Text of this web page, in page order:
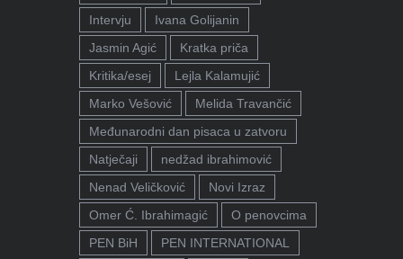
Intervju
Ivana Golijanin
Jasmin Agić
Kratka priča
Kritika/esej
Lejla Kalamujić
Marko Vešović
Melida Travančić
Međunarodni dan pisaca u zatvoru
Natječaji
nedžad ibrahimović
Nenad Veličković
Novi Izraz
Omer Ć. Ibrahimagić
O penovcima
PEN BiH
PEN INTERNATIONAL